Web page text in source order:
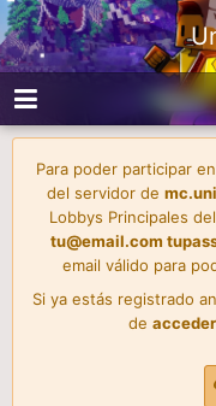
Para poder participar
del servidor de
Lobbys Principales
tu@email.com
email válido para
Si ya estás registrado
de acceder